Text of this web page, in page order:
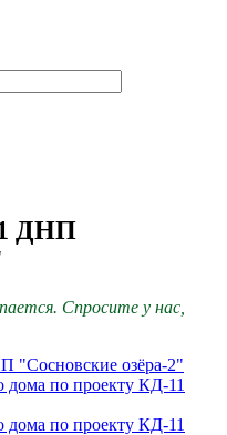
ДНП
Спросите у нас,